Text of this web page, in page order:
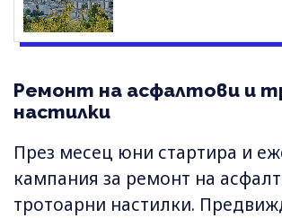
Ремонт на асфалтови и
настилки
През месец юни стартира и
кампания за ремонт на
тротоарни настилки.